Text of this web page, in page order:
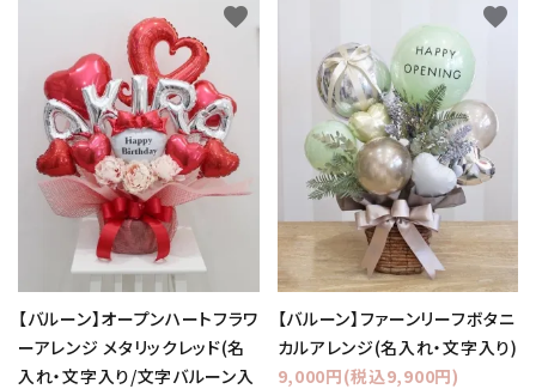
【バルーン】オープンハートフラワ
ーアレンジ メタリックレッド(名
入れ・文字入り/文字バルーン入
favorite
【バルーン】ファーンリーフボタニ
カルアレンジ(名入れ・文字入り)
9,000円(税込9,900円)
favorite